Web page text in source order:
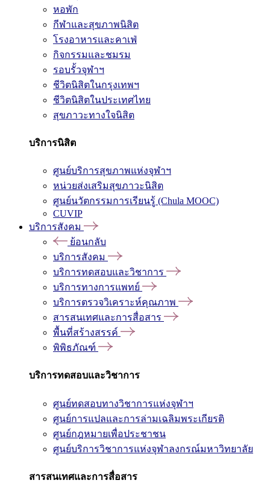
หอพัก
กีฬาและสุขภาพนิสิต
โรงอาหารและคาเฟ่
กิจกรรมและชมรม
รอบรั้วจุฬาฯ
ชีวิตนิสิตในกรุงเทพฯ
ชีวิตนิสิตในประเทศไทย
สุขภาวะทางใจนิสิต
บริการนิสิต
ศูนย์บริการสุขภาพแห่งจุฬาฯ
หน่วยส่งเสริมสุขภาวะนิสิต
ศูนย์นวัตกรรมการเรียนรู้ (Chula MOOC)
CUVIP
บริการสังคม
ย้อนกลับ
บริการสังคม
บริการทดสอบและวิชาการ
บริการทางการแพทย์
บริการตรวจวิเคราะห์คุณภาพ
สารสนเทศและการสื่อสาร
พื้นที่สร้างสรรค์
พิพิธภัณฑ์
บริการทดสอบและวิชาการ
ศูนย์ทดสอบทางวิชาการแห่งจุฬาฯ
ศูนย์การแปลและการล่ามเฉลิมพระเกียรติ
ศูนย์กฎหมายเพื่อประชาชน
ศูนย์บริการวิชาการแห่งจุฬาลงกรณ์มหาวิทยาลัย
สารสนเทศและการสื่อสาร